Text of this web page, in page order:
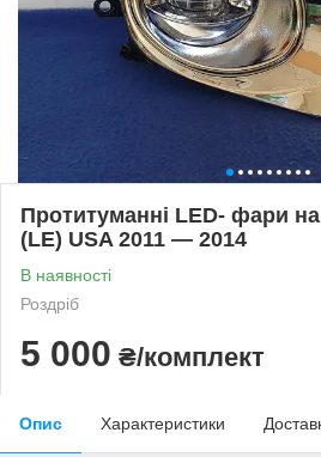
Протитуманні LED- фари
(LE) USA 2011 — 2014
В наявності
Роздріб
5 000 ₴/комплект
Опис Характеристики